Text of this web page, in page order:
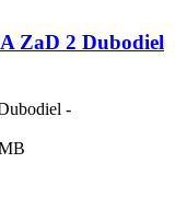
ZaD 2 Dubodiel
-